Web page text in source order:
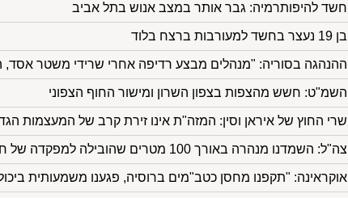
חשד להיפותרמיה: גבר אותר במצב אנוש בתל אביב
בן 19 נעצר בחשד למעורבות ברצח בלוד
ההנהגה בסוריה: "מנהלים מבצע רדיפה אחרי שרידי משטר אסד,
השמ"ט: חשש מהצפות בצפון השרון ומישור החוף הצפוני
שרי החוץ של איראן וסין: המזה"ת אינו זירת קרב של המעצמות
צה"ל: השמדנו מנהרה באורך 100 מטרים שהובילה למפקדה של חיזבאללה בלבנון
אוקראינה: "תקפנו מחסן כטב"מים ברוסיה, פגענו משמעותית